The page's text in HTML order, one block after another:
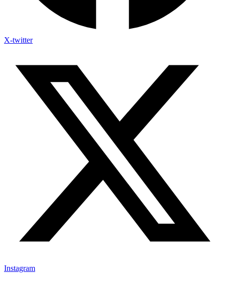
X-twitter
Instagram